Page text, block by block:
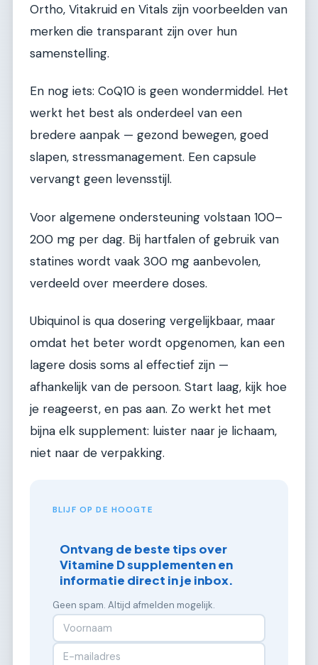
Ortho, Vitakruid en Vitals zijn voorbeelden van
merken die transparant zijn over hun
samenstelling.
En nog iets: CoQ10 is geen wondermiddel. Het
werkt het best als onderdeel van een
bredere aanpak — gezond bewegen, goed
slapen, stressmanagement. Een capsule
vervangt geen levensstijl.
Voor algemene ondersteuning volstaan 100–
200 mg per dag. Bij hartfalen of gebruik van
statines wordt vaak 300 mg aanbevolen,
verdeeld over meerdere doses.
Ubiquinol is qua dosering vergelijkbaar, maar
omdat het beter wordt opgenomen, kan een
lagere dosis soms al effectief zijn —
afhankelijk van de persoon. Start laag, kijk hoe
je reageerst, en pas aan. Zo werkt het met
bijna elk supplement: luister naar je lichaam,
niet naar de verpakking.
BLIJF OP DE HOOGTE
Ontvang de beste tips over
Vitamine D supplementen en
informatie direct in je inbox.
Geen spam. Altijd afmelden mogelijk.